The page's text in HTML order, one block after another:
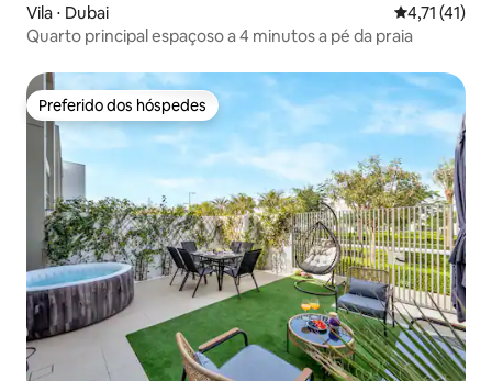
Vila ⋅ Dubai 4,71 de uma
4,71 (41)
Quarto principal espaçoso a 4 minutos a pé da praia
Preferido dos hóspedes
Preferido dos hóspedes